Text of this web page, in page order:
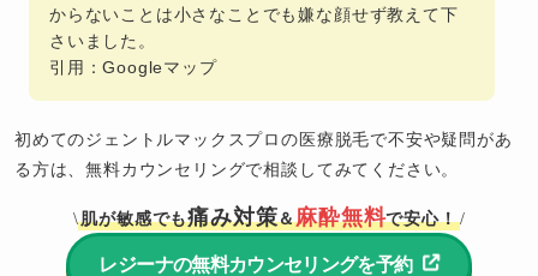
からないことは小さなことでも嫌な顔せず教えて下
さいました。
引用：Googleマップ
初めてのジェントルマックスプロの医療脱毛で不安や疑問があ
る方は、無料カウンセリングで相談してみてください。
\肌が敏感でも痛み対策＆麻酔無料で安心！/
レジーナの無料カウンセリングを予約